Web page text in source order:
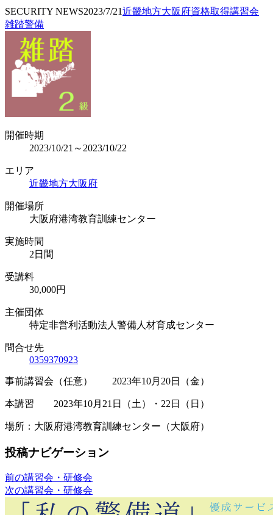
SECURITY NEWS2023/7/21近畿地方大阪府資格取得講習会
雑踏警備
開催時期
2023/10/21～2023/10/22
エリア
近畿地方大阪府
開催場所
大阪府港湾教育訓練センター
実施時間
2日間
受講料
30,000円
主催団体
特定非営利活動法人警備人材育成センター
問合せ先
0359370923
事前講習会（任意） 2023年10月20日（金）
本講習 2023年10月21日（土）・22日（日）
場所：大阪府港湾教育訓練センター（大阪府）
投稿ナビゲーション
前の講習会・研修会
次の講習会・研修会